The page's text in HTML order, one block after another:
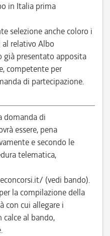
in Italia prima
selezione anche coloro i
relativo Albo
già presentato apposita
competente per
di partecipazione.
domanda di
essere, pena
e secondo le
telematica,
(vedi bando).
la compilazione della
con cui allegare i
al bando,